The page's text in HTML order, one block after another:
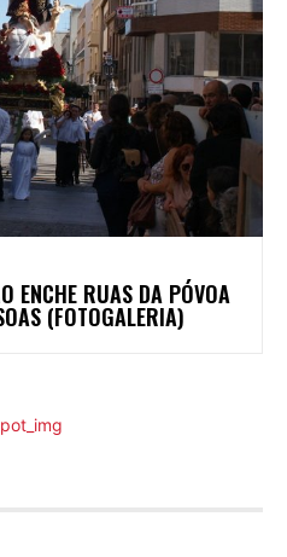
ENCHE RUAS DA PÓVOA
(FOTOGALERIA)